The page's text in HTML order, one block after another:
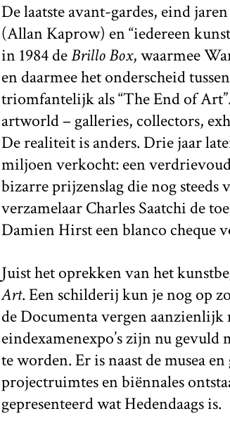
De laatste avant-gardes, eind
(Allan Kaprow) en “iedereen
in 1984 deBrillo Box, waarmee
en daarmee het onderscheid
triomfantelijk als “The End of
artworld – galleries, collectors,
De realiteit is anders. Drie jaar
miljoen verkocht: een
bizarre prijzenslag die nog
verzamelaar Charles Saatchi de
Damien Hirst een blanco cheque
Juist het oprekken van het
Art. Een schilderij kun je nog op
de Documenta vergen aanzienlijk
eindexamenexpo’s zijn nu gevuld
te worden. Er is naast de musea
projectruimtes en biënnales
gepresenteerd wat Hedendaags is.